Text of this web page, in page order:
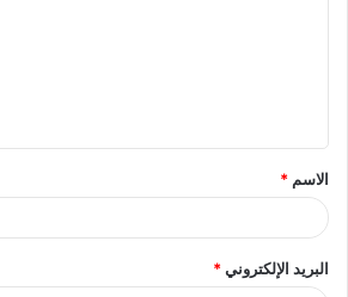
ق
*
الاسم *
البريد الإلكتروني*